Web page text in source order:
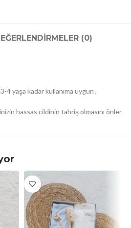
(0)
4 yaşa kadar kullanıma uygun ,
hassas cildinin tahriş olmasını önler